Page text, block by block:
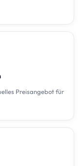
Preisangebot für